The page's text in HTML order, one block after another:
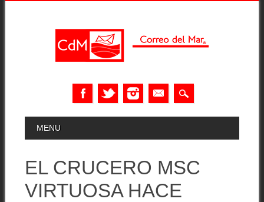
MAIN MENU
MENU
EL CRUCERO MSC
VIRTUOSA HACE